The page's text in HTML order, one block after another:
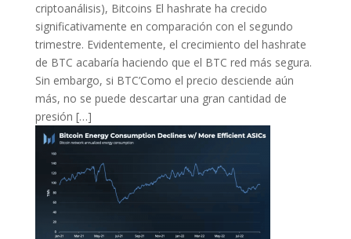
criptoanálisis), Bitcoins El hashrate ha crecido
significativamente en comparación con el segundo
trimestre. Evidentemente, el crecimiento del hashrate
de BTC acabaría haciendo que el BTC red más segura.
Sin embargo, si BTC’Como el precio desciende aún
más, no se puede descartar una gran cantidad de
presión […]